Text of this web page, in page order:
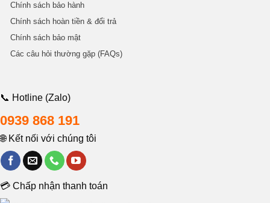
Chính sách bảo hành
Chính sách hoàn tiền & đổi trả
Chính sách bảo mật
Các câu hỏi thường gặp (FAQs)
📞 Hotline (Zalo)
0939 868 191
🌐 Kết nối với chúng tôi
💳 Chấp nhận thanh toán